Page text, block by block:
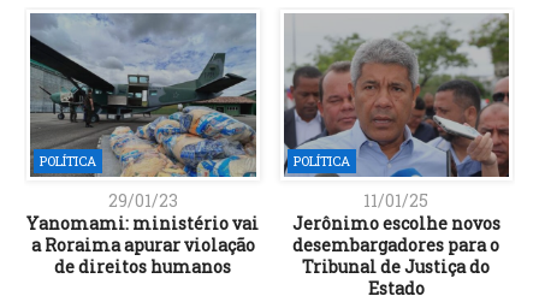
POLÍTICA
29/01/23
Yanomami: ministério vai
a Roraima apurar violação
de direitos humanos
POLÍTICA
11/01/25
Jerônimo escolhe novos
desembargadores para o
Tribunal de Justiça do
Estado